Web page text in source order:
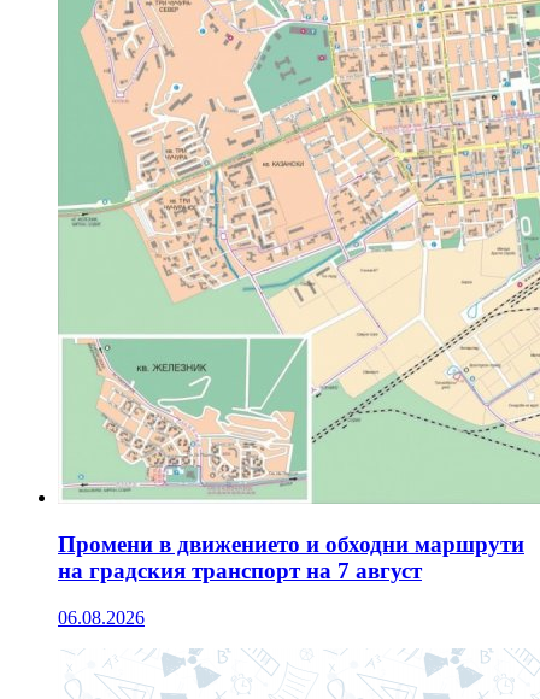
Промени в движението и обходни маршрути
на градския транспорт на 7 август
06.08.2026